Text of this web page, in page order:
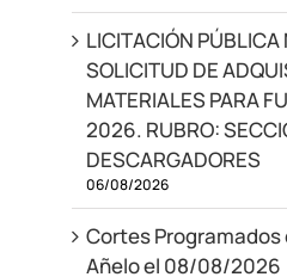
LICITACIÓN
SOLICITUD DE
MATERIALES PARA
2026. RUBRO:
DESCARGADORES
06/08/2026
Cortes
Añelo el 08/08/2026